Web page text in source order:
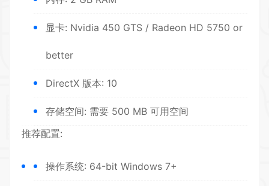
显卡: Nvidia 450 GTS / Radeon HD 5750 or
better
DirectX 版本: 10
存储空间: 需要 500 MB 可用空间
推荐配置:
操作系统: 64-bit Windows 7+